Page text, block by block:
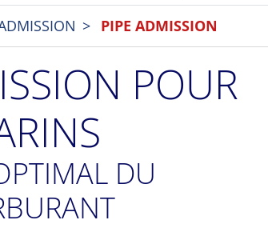
PIPE ADMISSION
POUR
DU